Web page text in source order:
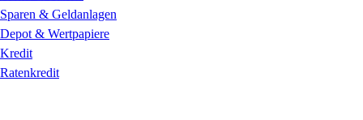
Sparen & Geldanlagen
Depot & Wertpapiere
Kredit
Ratenkredit